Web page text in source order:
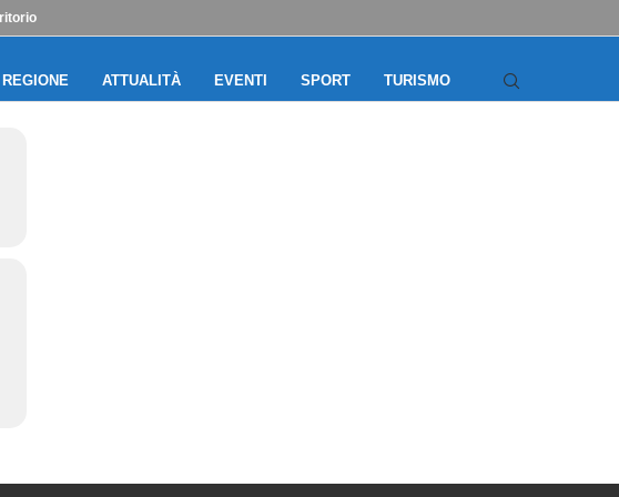
REGIONE ATTUALITÀ EVENTI SPORT TURISMO